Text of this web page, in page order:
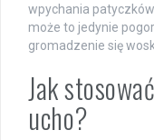
wpychania
może to jedynie
gromadzenie się
Jak
ucho?